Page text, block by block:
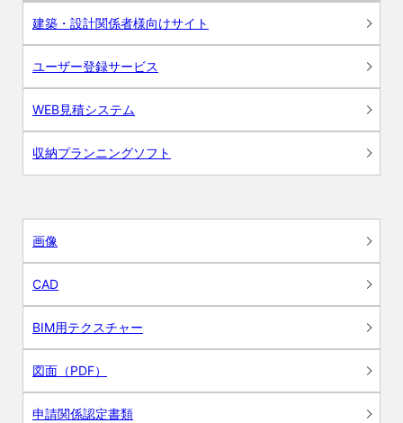
建築・設計関係者様向けサイト
ユーザー登録サービス
WEB見積システム
収納プランニングソフト
画像
CAD
BIM用テクスチャー
図面（PDF）
申請関係認定書類